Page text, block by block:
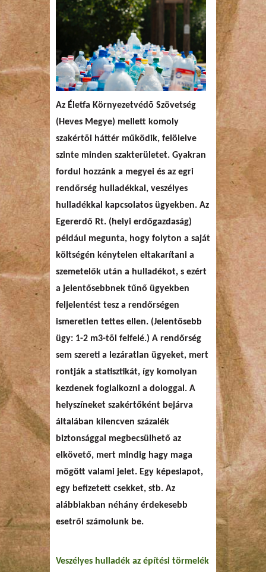
Az Életfa Környezetvédõ Szövetség
(Heves Megye) mellett komoly
szakértõi háttér működik, felölelve
szinte minden szakterületet. Gyakran
fordul hozzánk a megyei és az egri
rendőrség hulladékkal, veszélyes
hulladékkal kapcsolatos ügyekben. Az
Egererdő Rt. (helyi erdőgazdaság)
például megunta, hogy folyton a saját
költségén kénytelen eltakarítani a
szemetelők után a hulladékot, s ezért
a jelentősebbnek tűnő ügyekben
feljelentést tesz a rendőrségen
ismeretlen tettes ellen. (Jelentősebb
ügy: 1-2 m3-tõl felfelé.) A rendőrség
sem szereti a lezáratlan ügyeket, mert
rontják a statisztikát, így komolyan
kezdenek foglalkozni a dologgal. A
helyszíneket szakértőként bejárva
általában kilencven százalék
biztonsággal megbecsülhető az
elkövető, mert mindig hagy maga
mögött valami jelet. Egy képeslapot,
egy befizetett csekket, stb. Az
alábbiakban néhány érdekesebb
esetről számolunk be.
Veszélyes hulladék az építési törmelék